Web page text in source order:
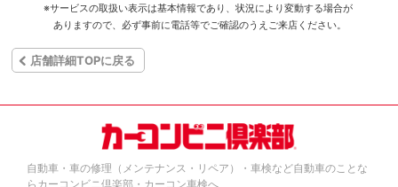
※サービスの取扱い表示は基本情報であり、状況により変動する場合が
ありますので、必ず事前に電話等でご確認のうえご来店ください。
店舗詳細TOPに戻る
自動車・車の修理（メンテナンス・リペア）・車検など自動車のことな
らカーコンビニ倶楽部・カーコン車検へ